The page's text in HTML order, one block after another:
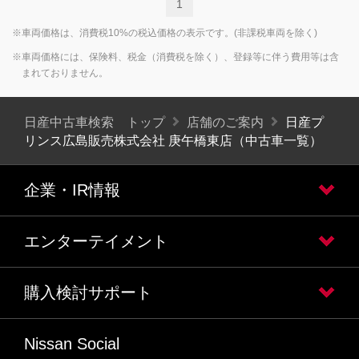
1
※車両価格は、消費税10%の税込価格の表示です。(非課税車両を除く)
※車両価格には、保険料、税金（消費税を除く）、登録等に伴う費用等は含
まれておりません。
日産中古車検索 トップ 店舗のご案内
日産プ
リンス広島販売株式会社 庚午橋東店（中古車一覧）
企業・IR情報
エンターテイメント
購入検討サポート
Nissan Social